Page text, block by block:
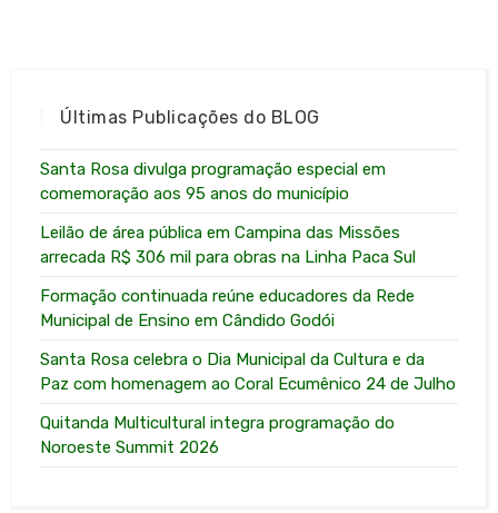
Últimas Publicações do BLOG
Santa Rosa divulga programação especial em
comemoração aos 95 anos do município
Leilão de área pública em Campina das Missões
arrecada R$ 306 mil para obras na Linha Paca Sul
Formação continuada reúne educadores da Rede
Municipal de Ensino em Cândido Godói
Santa Rosa celebra o Dia Municipal da Cultura e da
Paz com homenagem ao Coral Ecumênico 24 de Julho
Quitanda Multicultural integra programação do
Noroeste Summit 2026